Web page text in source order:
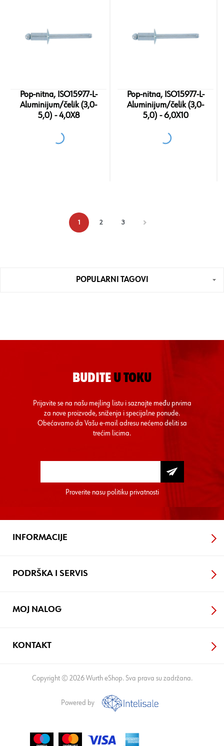
Pop-nitna, ISO15977-L-
Aluminijum/čelik (3,0-
5,0) - 4,0X8
Pop-nitna, ISO15977-L-
Aluminijum/čelik (3,0-
5,0) - 6,0X10
1 2 3
POPULARNI TAGOVI
BUDITE U TOKU
Prijavite se na našu mejling listu i saznajte među prvima
za nove proizvode, sniženja i specijalne ponude.
Obećavamo da Vašu e-mail adresu nećemo deliti sa
trećim licima.
Proverite nasu politiku privatnosti
INFORMACIJE
PODRŠKA I SERVIS
MOJ NALOG
KONTAKT
Copyright © 2026 Wurth eShop. Sva prava su zadržana.
Powered by